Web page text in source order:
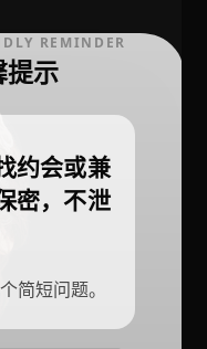
REMINDER
提示
约会或兼
密，不泄
简短问题。